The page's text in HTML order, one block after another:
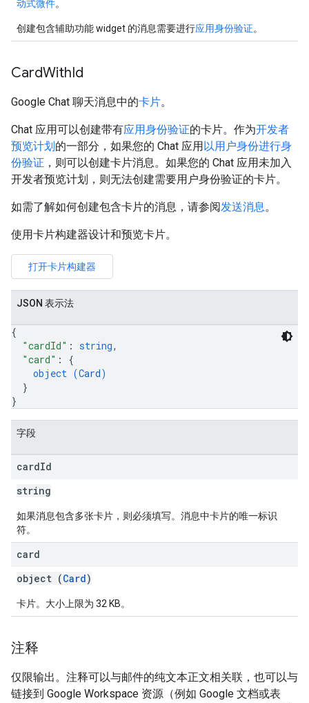
动式微件。
创建包含辅助功能 widget 的消息需要进行应用身份验证。
CardWithId
Google Chat 聊天消息中的卡片。
Chat 应用可以创建带有应用身份验证的卡片。作为开发者
预览计划的一部分，如果您的 Chat 应用以用户身份进行身
份验证 ，则可以创建卡片消息。如果您的 Chat 应用未加入
开发者预览计划，则无法创建需要用户身份验证的卡片。
如需了解如何创建包含卡片的消息，请参阅发送消息。
使用卡片构建器设计和预览卡片。
打开卡片构建器
JSON 表示法
{
"cardId" : string,
"card" : {
object (Card)
}
}
字段
cardId
string
如果消息包含多张卡片，则必须填写。消息中卡片的唯一标识
符。
card
object (Card)
卡片。大小上限为 32 KB。
注释
仅限输出。注释可以与邮件的纯文本正文相关联，也可以与
链接到 Google Workspace 资源（例如 Google 文档或表